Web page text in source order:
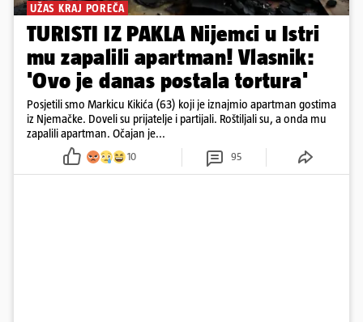
UŽAS KRAJ POREČA
TURISTI IZ PAKLA Nijemci u Istri
mu zapalili apartman! Vlasnik:
'Ovo je danas postala tortura'
Posjetili smo Markicu Kikića (63) koji je iznajmio apartman gostima
iz Njemačke. Doveli su prijatelje i partijali. Roštiljali su, a onda mu
zapalili apartman. Očajan je...
10 95